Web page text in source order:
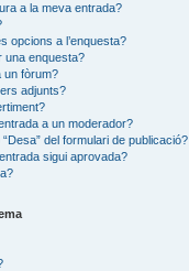
a la meva entrada?
opcions a l’enquesta?
una enquesta?
un fòrum?
adjunts?
a un moderador?
del formulari de publicació?
sigui aprovada?